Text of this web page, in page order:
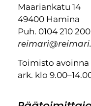
Maariankatu 14
49400 Hamina
Puh. 0104 210 200
Toimisto avoinna
ark. klo